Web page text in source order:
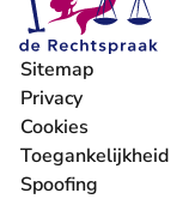
Sitemap
Privacy
Cookies
Toegankelijkheid
Spoofing